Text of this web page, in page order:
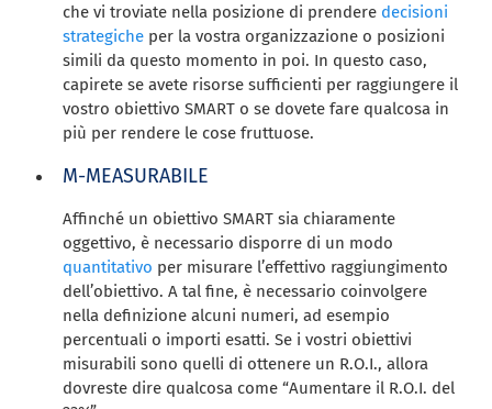
che vi troviate nella posizione di prendere decisioni
strategiche per la vostra organizzazione o posizioni
simili da questo momento in poi. In questo caso,
capirete se avete risorse sufficienti per raggiungere il
vostro obiettivo SMART o se dovete fare qualcosa in
più per rendere le cose fruttuose.
M-MEASURABILE
Affinché un obiettivo SMART sia chiaramente
oggettivo, è necessario disporre di un modo
quantitativo per misurare l’effettivo raggiungimento
dell’obiettivo. A tal fine, è necessario coinvolgere
nella definizione alcuni numeri, ad esempio
percentuali o importi esatti. Se i vostri obiettivi
misurabili sono quelli di ottenere un R.O.I., allora
dovreste dire qualcosa come “Aumentare il R.O.I. del